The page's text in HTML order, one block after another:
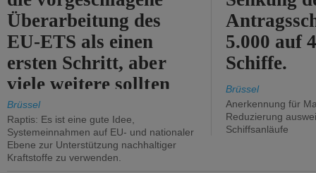
Überarbeitung des
EU-ETS als einen
ersten Schritt, aber
viele weitere sollten
folgen.
Brüssel
Raptis: Es ist eine gute Idee,
Systemeinnahmen auf EU- und nationaler
Ebene zur Unterstützung nachhaltiger
Kraftstoffe zu verwenden.
5.000 auf
Schiffe.
Brüssel
Anerkennung für
Reduzierung
Schiffsanläufe